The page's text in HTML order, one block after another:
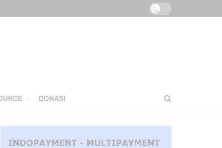
DONASI